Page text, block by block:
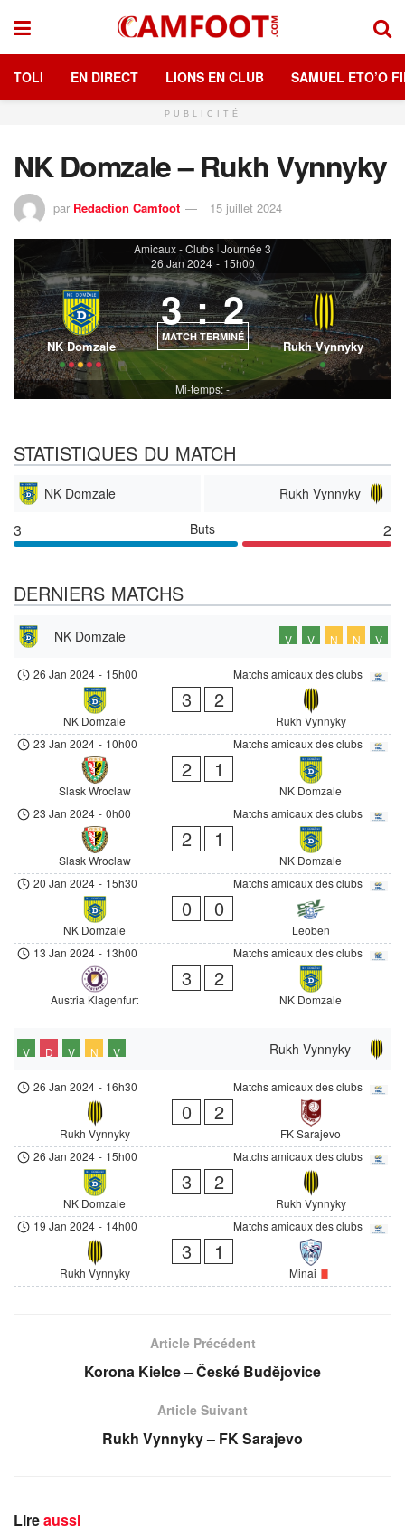
TOLI EN DIRECT LIONS EN CLUB SAMUEL ETO’O
PUBLICITÉ
NK Domzale – Rukh Vynnyky
par Redaction Camfoot 15 juillet 2024
Amicaux - Clubs | Journée 3
26 Jan 2024 - 15h00
NK Domzale
3 : 2
MATCH TERMINÉ
Rukh Vynnyky
Mi-temps: -
STATISTIQUES DU MATCH
NK Domzale Rukh Vynnyky
3 Buts 2
DERNIERS MATCHS
NK Domzale V V N N V
Matchs amicaux des clubs
26 Jan 2024 - 15h00
NK Domzale
3 2
Rukh Vynnyky
Matchs amicaux des clubs
23 Jan 2024 - 10h00
Slask Wroclaw
2 1
NK Domzale
Matchs amicaux des clubs
23 Jan 2024 - 0h00
Slask Wroclaw
2 1
NK Domzale
Matchs amicaux des clubs
20 Jan 2024 - 15h30
NK Domzale
0 0
Leoben
Matchs amicaux des clubs
13 Jan 2024 - 13h00
Austria Klagenfurt
3 2
NK Domzale
Rukh Vynnyky
V D V N V
Matchs amicaux des clubs
26 Jan 2024 - 16h30
Rukh Vynnyky
0 2
FK Sarajevo
Matchs amicaux des clubs
26 Jan 2024 - 15h00
NK Domzale
3 2
Rukh Vynnyky
Matchs amicaux des clubs
19 Jan 2024 - 14h00
Rukh Vynnyky
3 1
Minai
Article Précédent
Korona Kielce – České Budějovice
Article Suivant
Rukh Vynnyky – FK Sarajevo
Lireaussi